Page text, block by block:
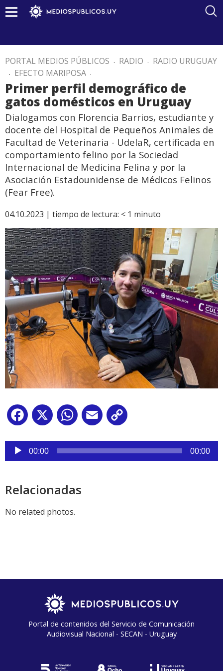
PORTAL MEDIOS PÚBLICOS . RADIO . RADIO URUGUAY
. EFECTO MARIPOSA .
Primer perfil demográfico de
gatos domésticos en Uruguay
Dialogamos con Florencia Barrios, estudiante y
docente del Hospital de Pequeños Animales de
Facultad de Veterinaria - UdelaR, certificada en
comportamiento felino por la Sociedad
Internacional de Medicina Felina y por la
Asociación Estadounidense de Médicos Felinos
(Fear Free).
04.10.2023 | tiempo de lectura: < 1 minuto
Facebook
X WhatsApp
Email
Reproductor
audio
00:00 00:00
Relacionadas
No related photos.
Portal de contenidos del Servicio de Comunicación
Audiovisual Nacional - SECAN - Uruguay